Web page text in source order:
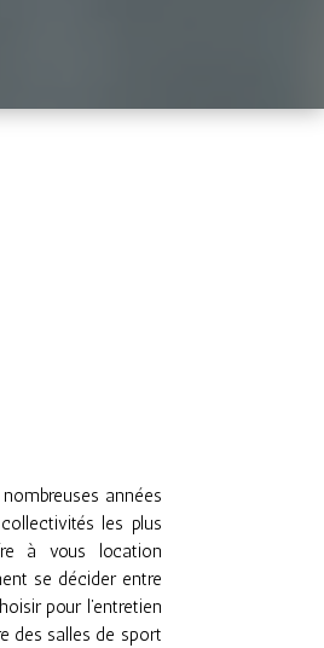
années
les plus
à vous location
se décider entre
pour l’entretien
des salles de sport